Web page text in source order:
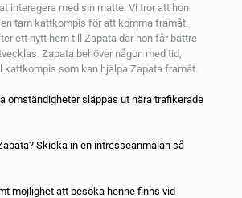
interagera med sin matte. Vi tror att hon
tam kattkompis för att komma framåt.
ett nytt hem till Zapata där hon får bättre
Zapata behöver någon med tid,
kattkompis som kan hjälpa Zapata framåt.
omständigheter släppas ut nära trafikerade
Skicka in en intresseanmälan så
möjlighet att besöka henne finns vid